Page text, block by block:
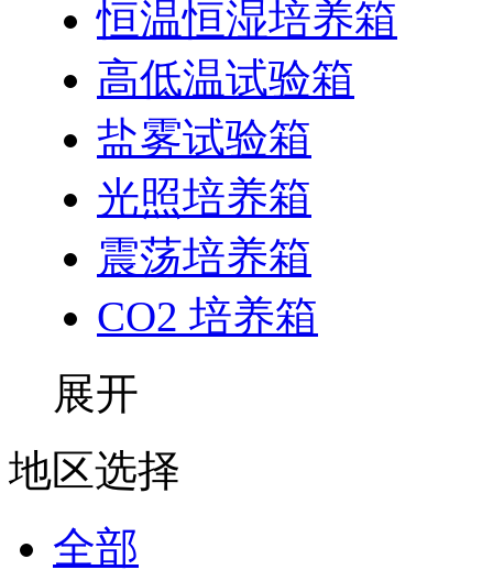
恒温恒湿培养箱
高低温试验箱
盐雾试验箱
光照培养箱
震荡培养箱
CO2 培养箱
展开
地区选择
全部